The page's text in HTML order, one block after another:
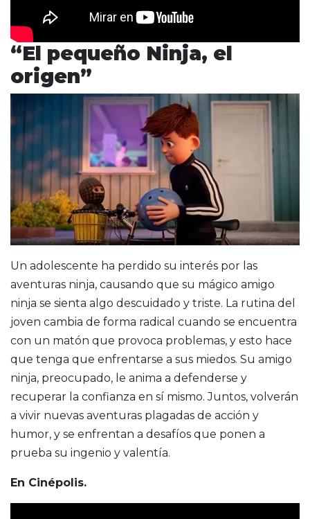
“El pequeño Ninja, el
origen”
Un adolescente ha perdido su interés por las
aventuras ninja, causando que su mágico amigo
ninja se sienta algo descuidado y triste. La rutina del
joven cambia de forma radical cuando se encuentra
con un matón que provoca problemas, y esto hace
que tenga que enfrentarse a sus miedos. Su amigo
ninja, preocupado, le anima a defenderse y
recuperar la confianza en sí mismo. Juntos, volverán
a vivir nuevas aventuras plagadas de acción y
humor, y se enfrentan a desafíos que ponen a
prueba su ingenio y valentía.
En Cinépolis.